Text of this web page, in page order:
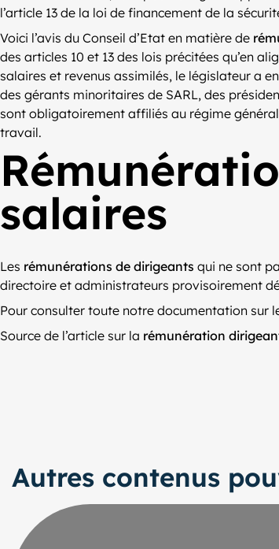
l’article 13 de la loi de financement de la
Voici l’avis du Conseil d’Etat en matière de
des articles 10 et 13 des lois précitées qu’en
salaires et revenus assimilés, le législateur a
des gérants minoritaires de SARL, des
sont obligatoirement affiliés au régime
travail.
salaires
Les rémunérations de dirigeants qui ne sont
directoire et administrateurs provisoirement
Pour consulter toute notre documentation sur
Source de l’article sur la rémunération
Autres contenus